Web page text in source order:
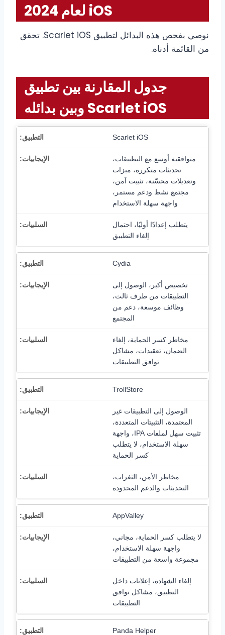
iOS لعام 2024
نوصي بفحص هذه البدائل لتطبيق Scarlet iOS. تحقق
من القائمة أدناه.
جدول المقارنة بين تطبيق
Scarlet iOS وبين بدائله
Scarlet iOS
متوافقية أوسع مع التطبيقات،
تحديثات متكررة، ميزات
وتعديلات محسّنة، تثبيت آمن،
مجتمع نشط ودعم مستمر،
واجهة سهلة الاستخدام
يتطلب إعدادًا أوليًا، احتمال
إلغاء التطبيق
Cydia
تخصيص أكبر، الوصول إلى
التطبيقات من طرف ثالث،
وظائف موسعة، دعم من
المجتمع
مخاطر كسر الحماية، إلغاء
الضمان، تعقيدات، مشاكل
توافق التطبيقات
TrollStore
الوصول إلى التطبيقات غير
المعتمدة، التثبيتات المتعددة،
تثبيت سهل لملفات IPA، واجهة
سهلة الاستخدام، لا يتطلب
كسر الحماية
مخاطر الأمن، الثغرات،
التحديثات والدعم المحدودة
AppValley
لا يتطلب كسر الحماية، مجاني،
واجهة سهلة الاستخدام،
مجموعة واسعة من التطبيقات
إلغاء الشهادة، إعلانات داخل
التطبيق، مشاكل توافق
التطبيقات
Panda Helper